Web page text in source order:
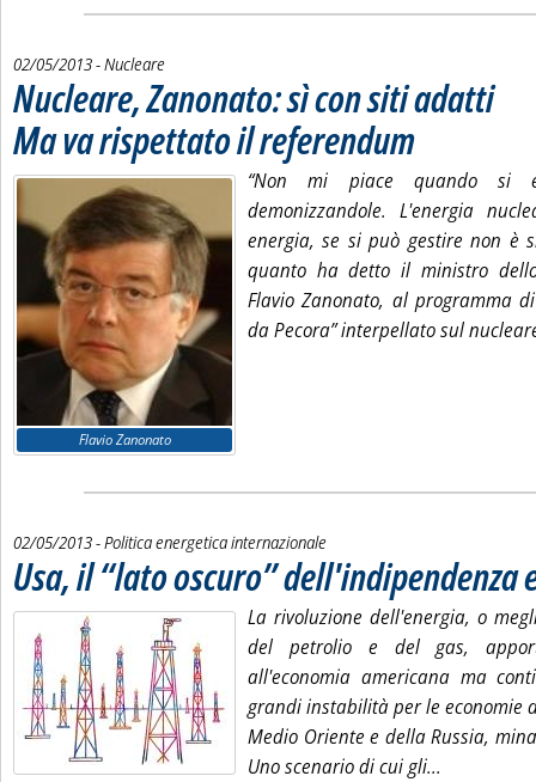
02/05/2013- Nucleare
Nucleare, Zanonato: sì con siti adatti
Ma va rispettato il referendum
Flavio Zanonato
“Non mi piace quando si
demonizzandole. L'energia
energia, se si può gestire non è
quanto ha detto il ministro
Flavio Zanonato, al programma
da Pecora” interpellato sul
02/05/2013- Politica energetica internazionale
Usa, il “lato oscuro” dell'indipendenza
La rivoluzione dell'energia, o
del petrolio e del gas,
all'economia americana ma
grandi instabilità per le economie
Medio Oriente e della Russia,
Uno scenario di cui gli...